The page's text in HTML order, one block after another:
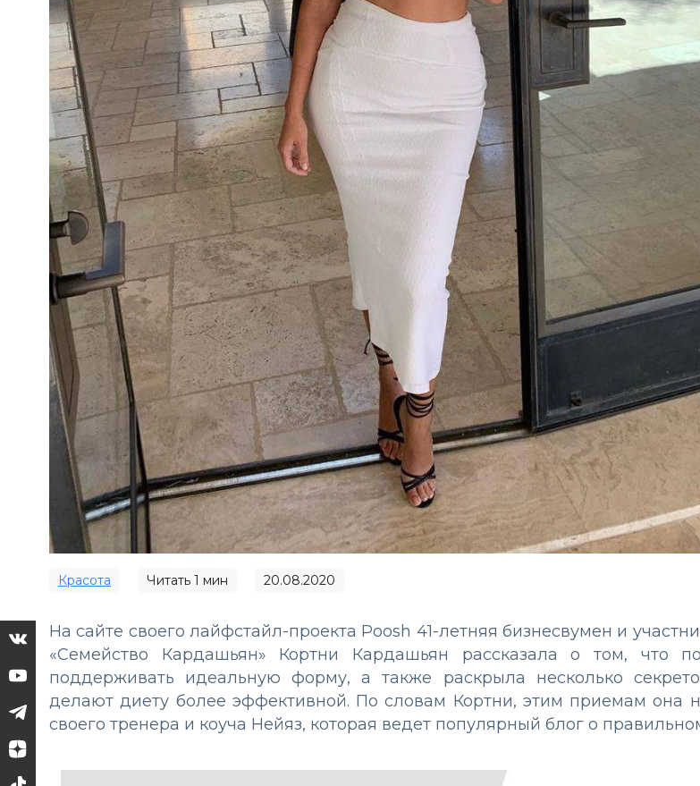
Красота Читать 1 мин 20.08.2020
На сайте своего лайфстайл-проекта Poosh 41-летняя бизнесвумен и
«Семейство Кардашьян» Кортни Кардашьян рассказала о том, что
поддерживать идеальную форму, а также раскрыла несколько
делают диету более эффективной. По словам Кортни, этим приемам она
своего тренера и коуча Нейяз, которая ведет популярный блог о